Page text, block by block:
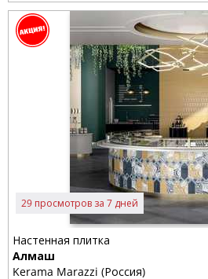
29 просмотров за 7 дней
Настенная плитка
Алмаш
Kerama Marazzi (Россия)